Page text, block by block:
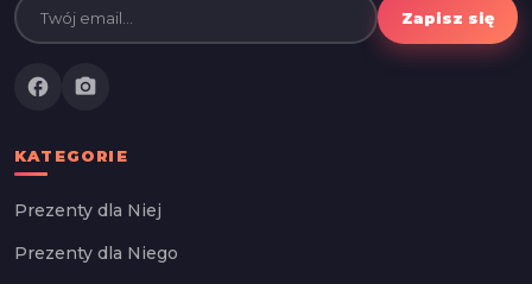
Zapisz się
facebook photo_camera
KATEGORIE
Prezenty dla Niej
Prezenty dla Niego